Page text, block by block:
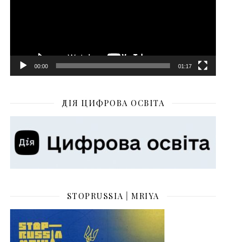
00:00 01:17
ДІЯ ЦИФРОВА ОСВІТА
STOPRUSSIA | MRIYA